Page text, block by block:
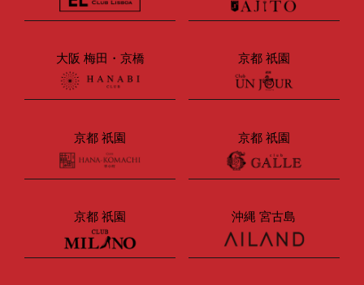
大阪 梅田・京橋 京都 祇園
京都 祇園 京都 祇園
京都 祇園 沖縄 宮古島